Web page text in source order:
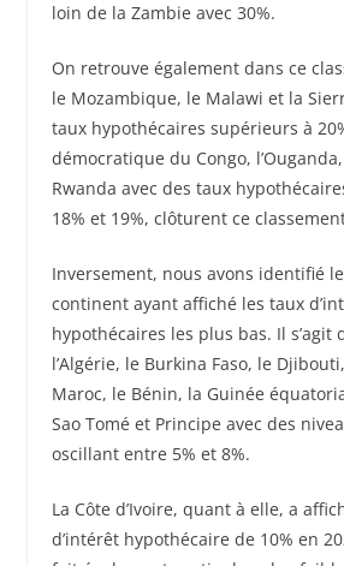
loin de la Zambie avec 30%.
On retrouve également dans ce
le Mozambique, le Malawi et la
taux hypothécaires supérieurs à
démocratique du Congo,
Rwanda avec des taux
18% et 19%, clôturent ce
Inversement, nous avons identifié
continent ayant affiché les taux
hypothécaires les plus bas. Il s’agit
l’Algérie, le Burkina Faso, le
Maroc, le Bénin, la Guinée
Sao Tomé et Principe avec des
oscillant entre 5% et 8%.
La Côte d’Ivoire, quant à elle, a
d’intérêt hypothécaire de 10% en